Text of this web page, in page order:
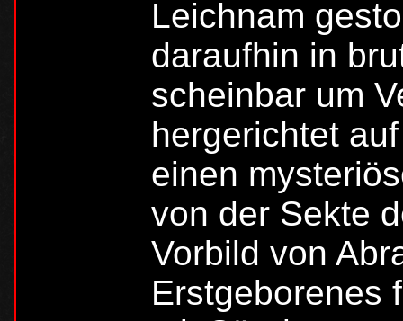
Leichnam
daraufhin in
scheinbar um
hergerichtet
einen
von der Sekte
Vorbild von
Erstgeborenes